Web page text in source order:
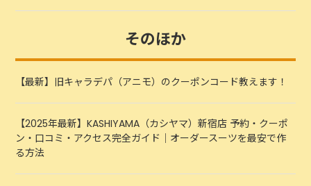
そのほか
【最新】旧キャラデパ（アニモ）のクーポンコード教えます！
【2025年最新】KASHIYAMA（カシヤマ）新宿店 予約・クーポ
ン・口コミ・アクセス完全ガイド｜オーダースーツを最安で作
る方法